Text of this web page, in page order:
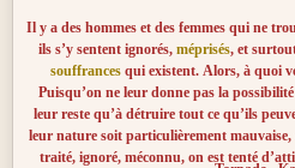
Il y a des hommes et des femmes qui ne
ils s’y sentent ignorés, méprisés, et
souffrancesqui existent. Alors, à quoi
Puisqu’on ne leur donne pas la
leur reste qu’à détruire tout ce qu’ils
leur nature soit particulièrement
traité, ignoré, méconnu, on est tenté